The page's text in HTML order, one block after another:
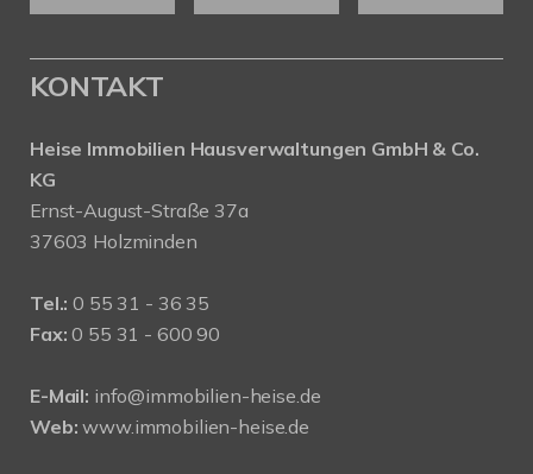
KONTAKT
Heise Immobilien Hausverwaltungen GmbH & Co.
KG
Ernst-August-Straße 37a
37603 Holzminden
Tel.: 0 55 31 - 36 35
Fax: 0 55 31 - 600 90
E-Mail: info@immobilien-heise.de
Web: www.immobilien-heise.de